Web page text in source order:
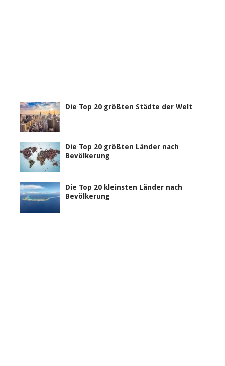
Die Top 20 größten Städte der Welt
Die Top 20 größten Länder nach
Bevölkerung
Die Top 20 kleinsten Länder nach
Bevölkerung